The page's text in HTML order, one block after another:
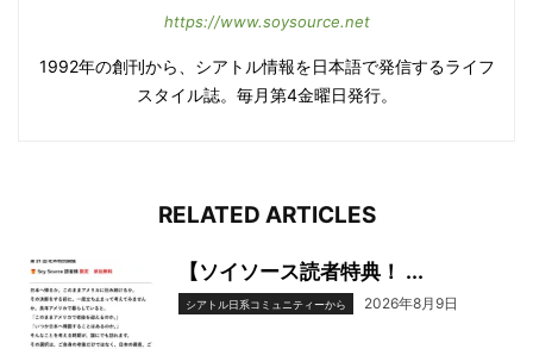
https://www.soysource.net
1992年の創刊から、シアトル情報を日本語で発信するライフ
スタイル誌。毎月第4金曜日発行。
RELATED ARTICLES
【ソイソース読者特典！ ...
シアトル日系コミュニティーから 2026年8月9日